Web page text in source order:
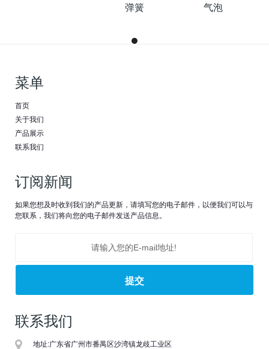
弹簧
气泡
菜单
首页
关于我们
产品展示
联系我们
订阅新闻
如果您想及时收到我们的产品更新，请填写您的电子邮件，以便我们可以与
您联系，我们将向您的电子邮件发送产品信息。
联系我们
地址:广东省广州市番禺区沙湾镇龙歧工业区